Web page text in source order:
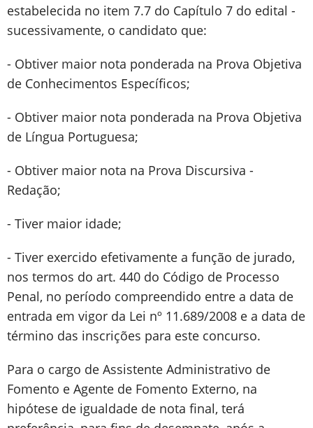
estabelecida no item 7.7 do Capítulo 7 do edital -
sucessivamente, o candidato que:
- Obtiver maior nota ponderada na Prova Objetiva
de Conhecimentos Específicos;
- Obtiver maior nota ponderada na Prova Objetiva
de Língua Portuguesa;
- Obtiver maior nota na Prova Discursiva -
Redação;
- Tiver maior idade;
- Tiver exercido efetivamente a função de jurado,
nos termos do art. 440 do Código de Processo
Penal, no período compreendido entre a data de
entrada em vigor da Lei nº 11.689/2008 e a data de
término das inscrições para este concurso.
Para o cargo de Assistente Administrativo de
Fomento e Agente de Fomento Externo, na
hipótese de igualdade de nota final, terá